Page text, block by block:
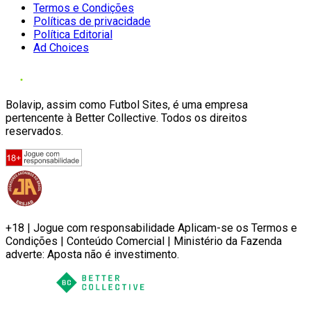
Termos e Condições
Políticas de privacidade
Política Editorial
Ad Choices
Bolavip, assim como Futbol Sites, é uma empresa
pertencente à Better Collective. Todos os direitos
reservados.
+18 | Jogue com responsabilidade Aplicam-se os Termos e
Condições | Conteúdo Comercial | Ministério da Fazenda
adverte: Aposta não é investimento.